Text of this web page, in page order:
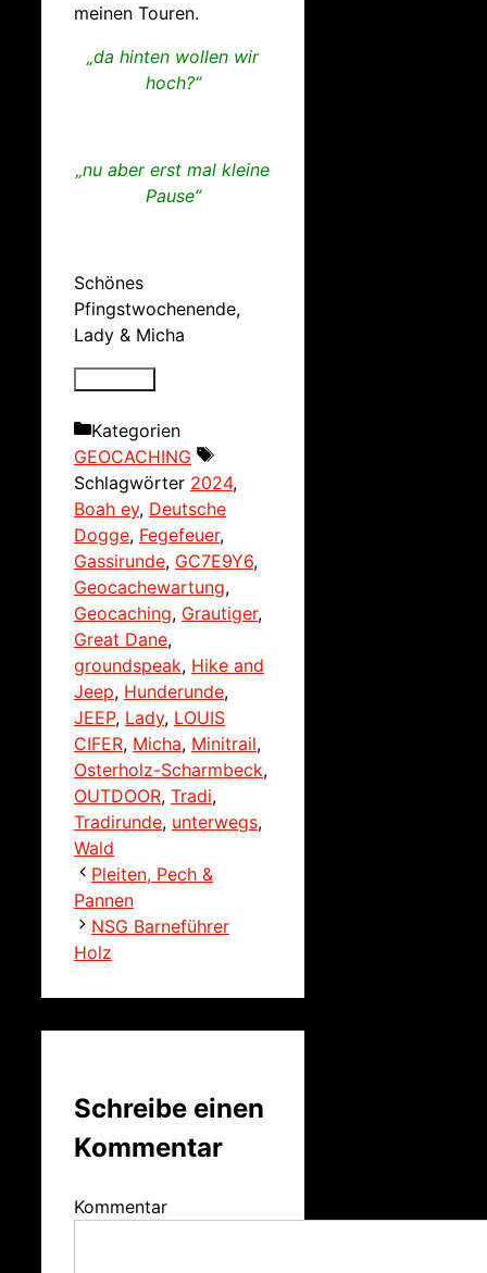
meinen Touren.
„da hinten wollen wir
hoch?“
„nu aber erst mal kleine
Pause“
Schönes
Pfingstwochenende,
Lady & Micha
Kategorien
GEOCACHING
Schlagwörter 2024,
Boah ey, Deutsche
Dogge, Fegefeuer,
Gassirunde, GC7E9Y6,
Geocachewartung,
Geocaching, Grautiger,
Great Dane,
groundspeak, Hike and
Jeep, Hunderunde,
JEEP, Lady, LOUIS
CIFER, Micha, Minitrail,
Osterholz-Scharmbeck,
OUTDOOR, Tradi,
Tradirunde, unterwegs,
Wald
Pleiten, Pech &
Pannen
NSG Barneführer
Holz
Schreibe einen
Kommentar
Kommentar